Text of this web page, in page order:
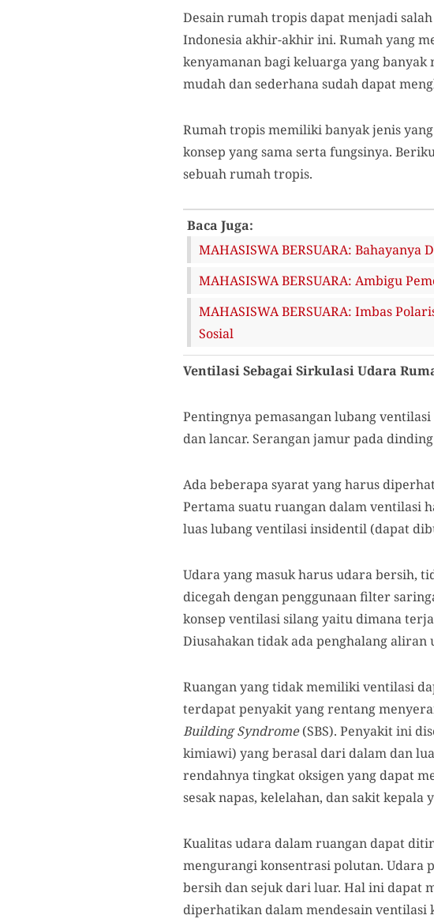
Desain rumah tropis dapat menjadi
Indonesia akhir-akhir ini. Rumah yang
kenyamanan bagi keluarga yang
mudah dan sederhana sudah dapat
Rumah tropis memiliki banyak jenis
konsep yang sama serta fungsinya.
sebuah rumah tropis.
Baca Juga:
MAHASISWA BERSUARA: Bahayanya
MAHASISWA BERSUARA: Ambigu
MAHASISWA BERSUARA: Imbas
Sosial
Ventilasi Sebagai Sirkulasi Udara
Pentingnya pemasangan lubang
dan lancar. Serangan jamur pada
Ada beberapa syarat yang harus
Pertama suatu ruangan dalam ventilasi
luas lubang ventilasi insidentil (dapat
Udara yang masuk harus udara bersih,
dicegah dengan penggunaan filter
konsep ventilasi silang yaitu dimana
Diusahakan tidak ada penghalang
Ruangan yang tidak memiliki ventilasi
terdapat penyakit yang rentang
Building Syndrome(SBS). Penyakit ini
kimiawi) yang berasal dari dalam dan
rendahnya tingkat oksigen yang dapat
sesak napas, kelelahan, dan sakit kepala
Kualitas udara dalam ruangan dapat
mengurangi konsentrasi polutan. Udara
bersih dan sejuk dari luar. Hal ini dapat
diperhatikan dalam mendesain ventilasi